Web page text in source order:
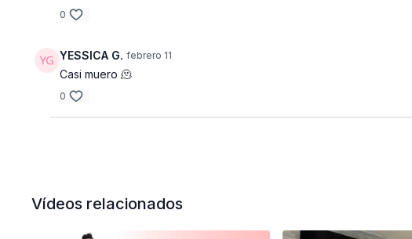
0
YESSICA G. febrero 11
Casi muero 🫠
0
Vídeos relacionados